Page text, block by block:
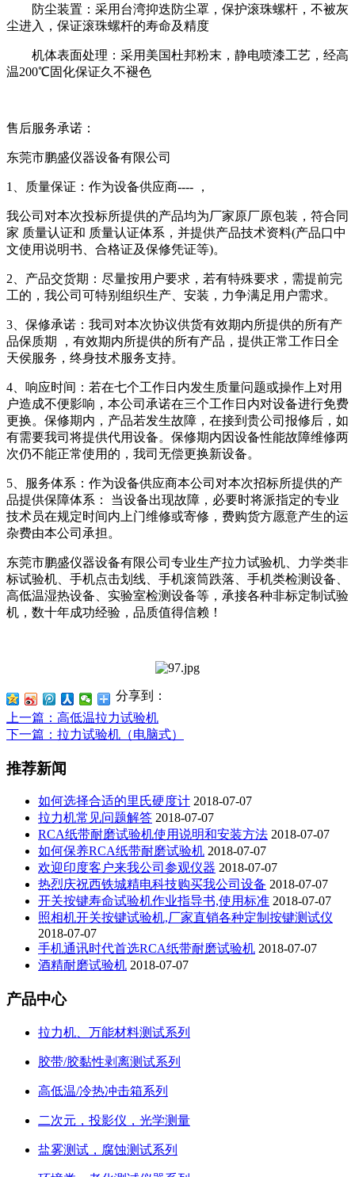
防尘装置：采用台湾抑迭防尘罩，保护滚珠螺杆，不被灰
尘进入，保证滚珠螺杆的寿命及精度
机体表面处理：采用美国杜邦粉末，静电喷漆工艺，经高
温200℃固化保证久不褪色
售后服务承诺：
东莞市鹏盛仪器设备有限公司
1、质量保证：作为设备供应商---- ，
我公司对本次投标所提供的产品均为厂家原厂原包装，符合同
家 质量认证和 质量认证体系，并提供产品技术资料(产品口中
文使用说明书、合格证及保修凭证等)。
2、产品交货期：尽量按用户要求，若有特殊要求，需提前完
工的，我公司可特别组织生产、安装，力争满足用户需求。
3、保修承诺：我司对本次协议供货有效期内所提供的所有产
品保质期 ，有效期内所提供的所有产品，提供正常工作日全
天侯服务，终身技术服务支持。
4、响应时间：若在七个工作日内发生质量问题或操作上对用
户造成不便影响，本公司承诺在三个工作日内对设备进行免费
更换。保修期内，产品若发生故障，在接到贵公司报修后，如
有需要我司将提供代用设备。保修期内因设备性能故障维修两
次仍不能正常使用的，我司无偿更换新设备。
5、服务体系：作为设备供应商本公司对本次招标所提供的产
品提供保障体系： 当设备出现故障，必要时将派指定的专业
技术员在规定时间内上门维修或寄修，费购货方愿意产生的运
杂费由本公司承担。
东莞市鹏盛仪器设备有限公司专业生产拉力试验机、力学类非
标试验机、手机点击划线、手机滚筒跌落、手机类检测设备、
高低温湿热设备、实验室检测设备等，承接各种非标定制试验
机，数十年成功经验，品质值得信赖！
分享到：
上一篇 ：高低温拉力试验机
下一篇 ：拉力试验机（电脑式）
推荐新闻
如何选择合适的里氏硬度计 2018-07-07
拉力机常见问题解答 2018-07-07
RCA纸带耐磨试验机使用说明和安装方法 2018-07-07
如何保养RCA纸带耐磨试验机 2018-07-07
欢迎印度客户来我公司参观仪器 2018-07-07
热烈庆祝西铁城精电科技购买我公司设备 2018-07-07
开关按键寿命试验机作业指导书,使用标准 2018-07-07
照相机开关按键试验机,厂家直销各种定制按键测试仪
2018-07-07
手机通讯时代首选RCA纸带耐磨试验机 2018-07-07
酒精耐磨试验机 2018-07-07
产品中心
拉力机、万能材料测试系列
胶带/胶黏性剥离测试系列
高低温/冷热冲击箱系列
二次元，投影仪，光学测量
盐雾测试，腐蚀测试系列